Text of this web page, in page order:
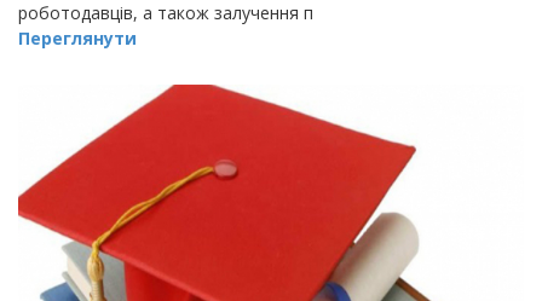
роботодавців, а також залучення п
Переглянути